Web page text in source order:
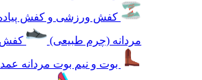
کفش ورزشی و کفش
مردانه (چرم طبیعی)
کفش
بوت و نیم بوت مردانه